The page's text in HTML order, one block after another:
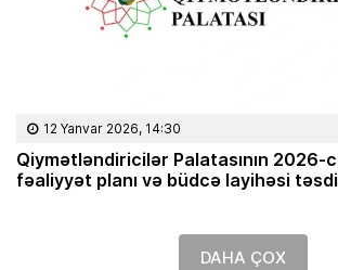
12 Yanvar 2026, 14:30
Qiymətləndiricilər Palatasının 2026-
fəaliyyət planı və büdcə layihəsi
DAHA ÇOX